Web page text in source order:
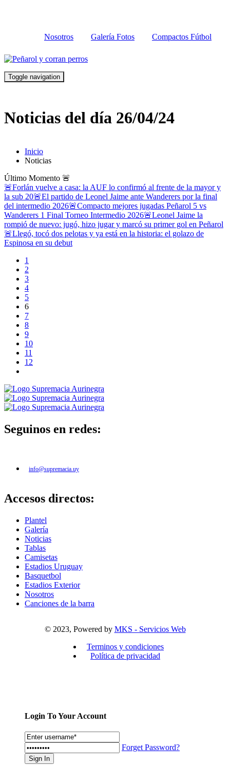
Nosotros Galería Fotos Compactos Fútbol
Toggle navigation
Noticias del día 26/04/24
Inicio
Noticias
Último Momento 🚨
🚨Forlán vuelve a casa: la AUF lo confirmó al frente de la mayor y
la sub 20🚨El partido de Leonel Jaime ante Wanderers por la final
del intermedio 2026🚨Compacto mejores jugadas Peñarol 5 vs
Wanderers 1 Final Torneo Intermedio 2026🚨Leonel Jaime la
rompió de nuevo: jugó, hizo jugar y marcó su primer gol en Peñarol
🚨Llegó, tocó dos pelotas y ya está en la historia: el golazo de
Espinosa en su debut
1
2
3
4
5
6
7
8
9
10
11
12
Seguinos en redes:
info@supremacia.uy
Accesos directos:
Plantel
Galería
Noticias
Tablas
Camisetas
Estadios Uruguay
Basquetbol
Estadios Exterior
Nosotros
Canciones de la barra
© 2023, Powered by MKS - Servicios Web
Terminos y condiciones
Política de privacidad
Login To Your Account
Forget Password?